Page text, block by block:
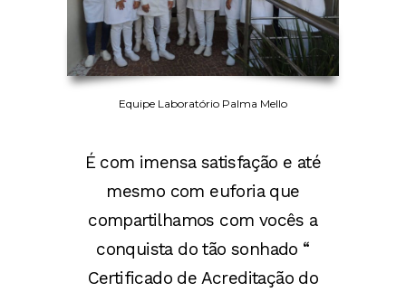
Equipe Laboratório Palma Mello
É com imensa satisfação e até
mesmo com euforia que
compartilhamos com vocês a
conquista do tão sonhado “
Certificado de Acreditação do